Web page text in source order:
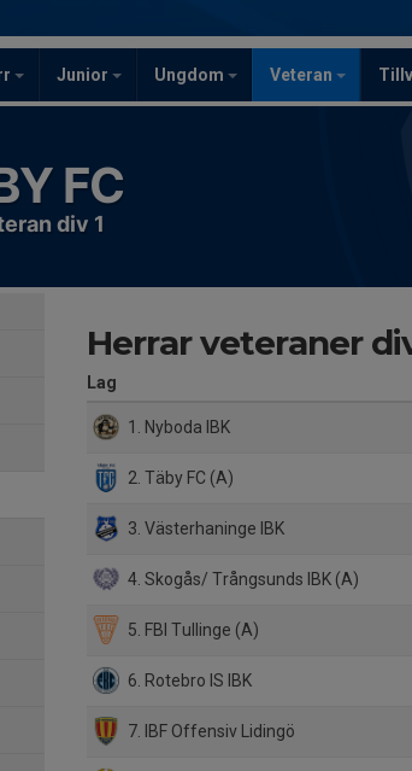
Junior Ungdom Veteran
FC
div 1
Herrar veteraner
Lag
1. Nyboda IBK
2. Täby FC (A)
3. Västerhaninge IBK
4. Skogås/ Trångsunds IBK (A)
5. FBI Tullinge (A)
6. Rotebro IS IBK
7. IBF Offensiv Lidingö